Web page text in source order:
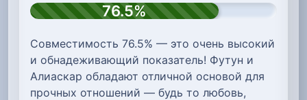
76.5%
Совместимость 76.5% — это очень высокий
и обнадеживающий показатель! Футун и
Алиаскар обладают отличной основой для
прочных отношений — будь то любовь,